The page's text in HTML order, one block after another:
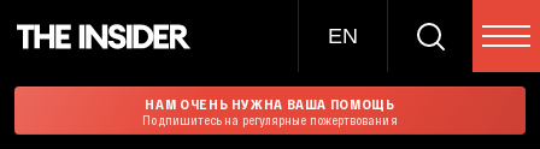
EN
НАМ ОЧЕНЬ НУЖНА ВАША ПОМОЩЬ
Подпишитесь на регулярные пожертвования